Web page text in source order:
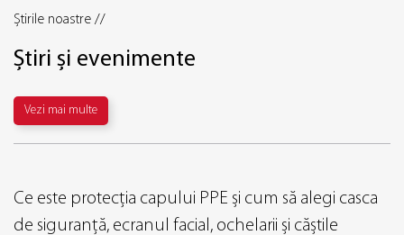
Știrile noastre //
Știri și evenimente
Vezi mai multe
Ce este protecția capului PPE și cum să alegi casca
de siguranță, ecranul facial, ochelarii și căștile